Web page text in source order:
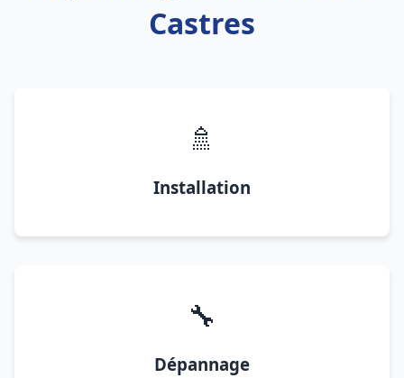
Castres
🚿
Installation
🔧
Dépannage